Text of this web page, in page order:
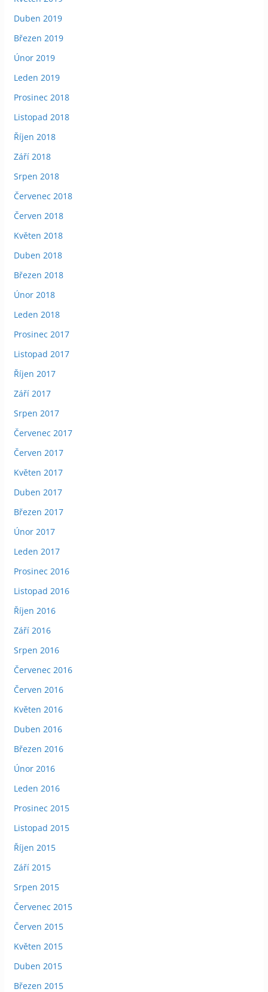
Duben 2019
Březen 2019
Únor 2019
Leden 2019
Prosinec 2018
Listopad 2018
Říjen 2018
Září 2018
Srpen 2018
Červenec 2018
Červen 2018
Květen 2018
Duben 2018
Březen 2018
Únor 2018
Leden 2018
Prosinec 2017
Listopad 2017
Říjen 2017
Září 2017
Srpen 2017
Červenec 2017
Červen 2017
Květen 2017
Duben 2017
Březen 2017
Únor 2017
Leden 2017
Prosinec 2016
Listopad 2016
Říjen 2016
Září 2016
Srpen 2016
Červenec 2016
Červen 2016
Květen 2016
Duben 2016
Březen 2016
Únor 2016
Leden 2016
Prosinec 2015
Listopad 2015
Říjen 2015
Září 2015
Srpen 2015
Červenec 2015
Červen 2015
Květen 2015
Duben 2015
Březen 2015